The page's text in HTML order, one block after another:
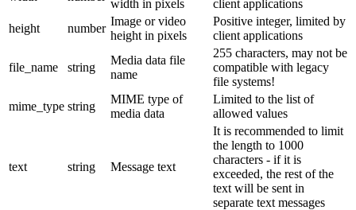
width in pixels
client applications
height
number
Image or video
height in pixels
Positive integer, limited by
client applications
file_name string
Media data file
name
255 characters, may not be
compatible with legacy
file systems!
mime_type string
MIME type of
media data
Limited to the list of
allowed values
text string Message text
It is recommended to limit
the length to 1000
characters - if it is
exceeded, the rest of the
text will be sent in
separate text messages